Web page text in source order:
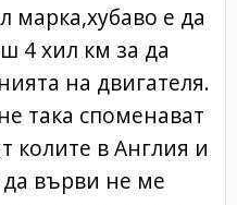
марка,хубаво е да
4 хил км за да
на двигателя.
така споменават
колите в Англия и
върви не ме